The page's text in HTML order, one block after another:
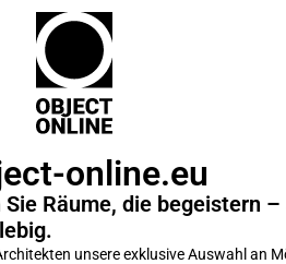
online.eu
Räume, die begeistern
unsere exklusive Auswahl an